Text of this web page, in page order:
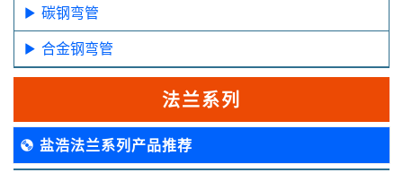
碳钢弯管
合金钢弯管
法兰系列
盐浩法兰系列产品推荐